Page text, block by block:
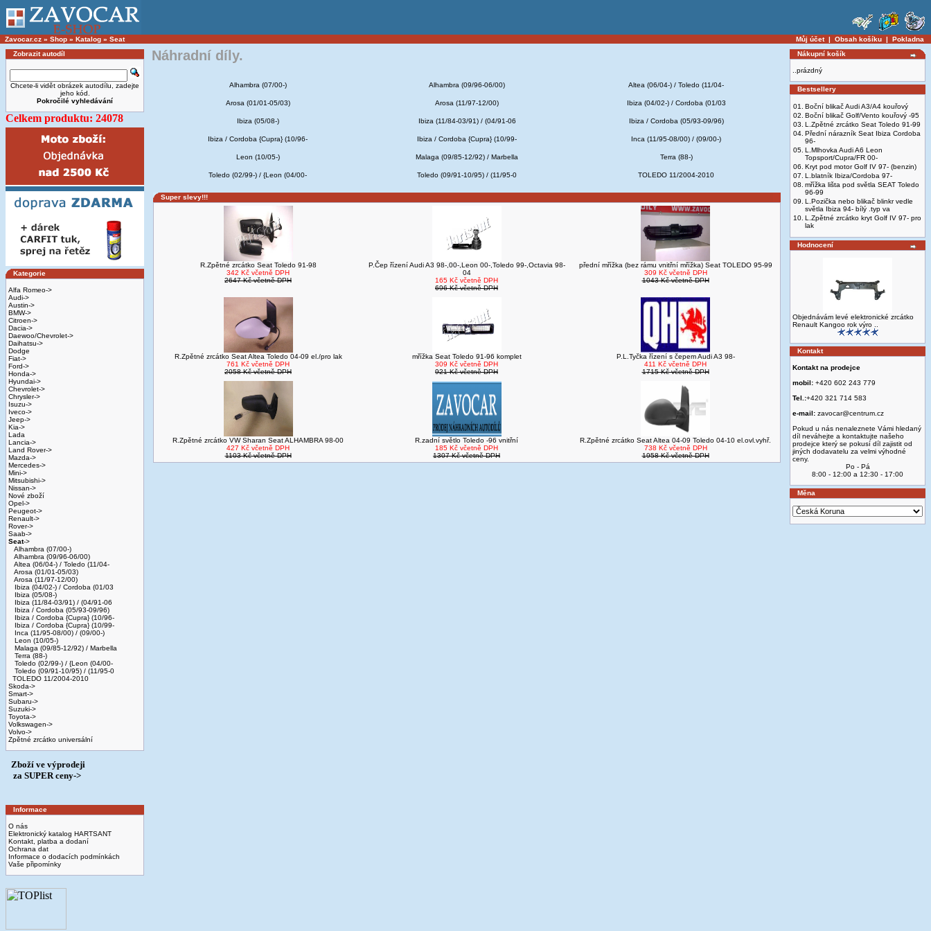
Zavocar.cz » Shop » Katalog » Seat Můj účet| Obsah košíku | Pokladna
Zobrazit autodíl
Chcete-li vidět obrázek autodílu, zadejte
jeho kód.
Pokročilé vyhledávání
Celkem produktu: 24078
Kategorie
Alfa Romeo->
Audi->
Austin->
BMW->
Citroen->
Dacia->
Daewoo/Chevrolet->
Daihatsu->
Dodge
Fiat->
Ford->
Honda->
Hyundai->
Chevrolet->
Chrysler->
Isuzu->
Iveco->
Jeep->
Kia->
Lada
Lancia->
Land Rover->
Mazda->
Mercedes->
Mini->
Mitsubishi->
Nissan->
Nové zboží
Opel->
Peugeot->
Renault->
Rover->
Saab->
Seat->
Alhambra (07/00-)
Alhambra (09/96-06/00)
Altea (06/04-) / Toledo (11/04-
Arosa (01/01-05/03)
Arosa (11/97-12/00)
Ibiza (04/02-) / Cordoba (01/03
Ibiza (05/08-)
Ibiza (11/84-03/91) / (04/91-06
Ibiza / Cordoba (05/93-09/96)
Ibiza / Cordoba {Cupra} (10/96-
Ibiza / Cordoba {Cupra} (10/99-
Inca (11/95-08/00) / (09/00-)
Leon (10/05-)
Malaga (09/85-12/92) / Marbella
Terra (88-)
Toledo (02/99-) / {Leon (04/00-
Toledo (09/91-10/95) / (11/95-0
TOLEDO 11/2004-2010
Skoda->
Smart->
Subaru->
Suzuki->
Toyota->
Volkswagen->
Volvo->
Zpětné zrcátko universální
Zboží ve výprodeji
­ za SUPER ceny->
Informace
O nás
Elektronický katalog HARTSANT
Kontakt, platba a dodaní
Ochrana dat
Informace o dodacích podmínkách
Vaše připomínky
Náhradní díly.
Alhambra (07/00-) Alhambra (09/96-06/00) Altea (06/04-) / Toledo (11/04-
Arosa (01/01-05/03) Arosa (11/97-12/00) Ibiza (04/02-) / Cordoba (01/03
Ibiza (05/08-) Ibiza (11/84-03/91) / (04/91-06 Ibiza / Cordoba (05/93-09/96)
Ibiza / Cordoba {Cupra} (10/96- Ibiza / Cordoba {Cupra} (10/99- Inca (11/95-08/00) / (09/00-)
Leon (10/05-) Malaga (09/85-12/92) / Marbella Terra (88-)
Toledo (02/99-) / {Leon (04/00- Toledo (09/91-10/95) / (11/95-0 TOLEDO 11/2004-2010
Super slevy!!!
R.Zpětné zrcátko Seat Toledo 91-98
342 Kč včetně DPH
2647 Kč včetně DPH
P.Čep řízení Audi A3 98-,00-,Leon 00-,Toledo 99-,Octavia 98-
04
165 Kč včetně DPH
696 Kč včetně DPH
přední mřížka (bez rámu vnitřní mřížka) Seat TOLEDO 95-99
309 Kč včetně DPH
1043 Kč včetně DPH
R.Zpětné zrcátko Seat Altea Toledo 04-09 el./pro lak
761 Kč včetně DPH
2058 Kč včetně DPH
mřížka Seat Toledo 91-96 komplet
309 Kč včetně DPH
921 Kč včetně DPH
P.L.Tyčka řízení s čepem Audi A3 98-
411 Kč včetně DPH
1715 Kč včetně DPH
R.Zpětné zrcátko VW Sharan Seat ALHAMBRA 98-00
427 Kč včetně DPH
1103 Kč včetně DPH
R.zadní světlo Toledo -96 vnitřní
185 Kč včetně DPH
1307 Kč včetně DPH
R.Zpětné zrcátko Seat Altea 04-09 Toledo 04-10 el.ovl.vyhř.
738 Kč včetně DPH
1958 Kč včetně DPH
Nákupní košík
..prázdný
Bestsellery
01.
Boční blikač Audi A3/A4 kouřový
02. Boční blikač Golf/Vento kouřový -95
03. L.Zpětné zrcátko Seat Toledo 91-99
04. Přední nárazník Seat Ibiza Cordoba
96-
05. L.Mlhovka Audi A6 Leon
Topsport/Cupra/FR 00-
06. Kryt pod motor Golf IV 97- (benzin)
07. L.blatník Ibiza/Cordoba 97-
08. mřížka lišta pod světla SEAT Toledo
96-99
09. L.Pozička nebo blikač blinkr vedle
světla Ibiza 94- bílý .typ va
10. L.Zpětné zrcátko kryt Golf IV 97- pro
lak
Hodnocení
Objednávám levé elektronické zrcátko
Renault Kangoo rok výro ..
Kontakt
Kontakt na prodejce
mobil: +420 602 243 779
Tel.:+420 321 714 583
e-mail: zavocar@centrum.cz
Pokud u nás nenaleznete Vámi hledaný
díl neváhejte a kontaktujte našeho
prodejce který se pokusí díl zajistit od
jiných dodavatelu za velmi výhodné
ceny.
Po - Pá
8:00 - 12:00 a 12:30 - 17:00
Měna